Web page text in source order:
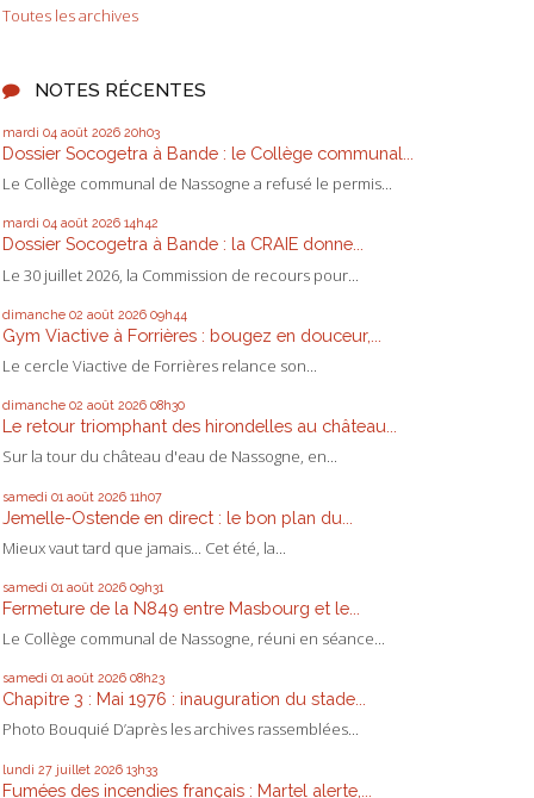
Toutes les archives
NOTES RÉCENTES
mardi 04 août 2026 20h03
Dossier Socogetra à Bande : le Collège communal...
Le Collège communal de Nassogne a refusé le permis...
mardi 04 août 2026 14h42
Dossier Socogetra à Bande : la CRAIE donne...
Le 30 juillet 2026, la Commission de recours pour...
dimanche 02 août 2026 09h44
Gym Viactive à Forrières : bougez en douceur,...
Le cercle Viactive de Forrières relance son...
dimanche 02 août 2026 08h30
Le retour triomphant des hirondelles au château...
Sur la tour du château d'eau de Nassogne, en...
samedi 01 août 2026 11h07
Jemelle-Ostende en direct : le bon plan du...
Mieux vaut tard que jamais... Cet été, la...
samedi 01 août 2026 09h31
Fermeture de la N849 entre Masbourg et le...
Le Collège communal de Nassogne, réuni en séance...
samedi 01 août 2026 08h23
Chapitre 3 : Mai 1976 : inauguration du stade...
Photo Bouquié D’après les archives rassemblées...
lundi 27 juillet 2026 13h33
Fumées des incendies français : Martel alerte,...